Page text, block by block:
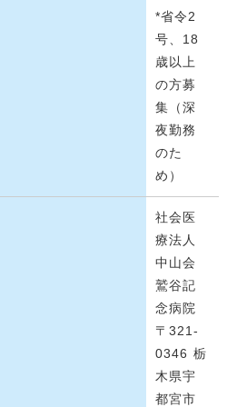
*省令2
号、18
歳以上
の方募
集（深
夜勤務
のた
め）
社会医
療法人
中山会
鷲谷記
念病院
〒321-
0346 栃
木県宇
都宮市